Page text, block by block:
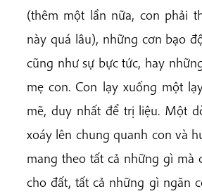
(thêm một lần nữa, con phải
này quá lâu), những cơn bạo
cũng như sự bực tức, hay
mẹ con. Con lạy xuống một
mẽ, duy nhất để trị liệu. Một
xoáy lên chung quanh con và
mang theo tất cả những gì mà
cho đất, tất cả những gì ngăn